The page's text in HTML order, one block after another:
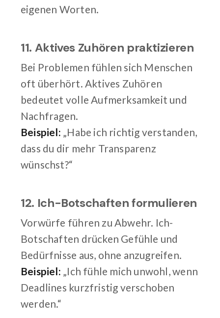
eigenen Worten.
11. Aktives Zuhören praktizieren
Bei Problemen fühlen sich Menschen
oft überhört. Aktives Zuhören
bedeutet volle Aufmerksamkeit und
Nachfragen.
Beispiel: „Habe ich richtig verstanden,
dass du dir mehr Transparenz
wünschst?“
12. Ich-Botschaften formulieren
Vorwürfe führen zu Abwehr. Ich-
Botschaften drücken Gefühle und
Bedürfnisse aus, ohne anzugreifen.
Beispiel: „Ich fühle mich unwohl, wenn
Deadlines kurzfristig verschoben
werden.“